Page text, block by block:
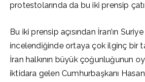
protestolarında da bu iki prensip
Bu iki prensip açısından İran’ın
incelendiğinde ortaya çok ilginç bir
İran halkının büyük çoğunluğunun
iktidara gelen Cumhurbaşkanı